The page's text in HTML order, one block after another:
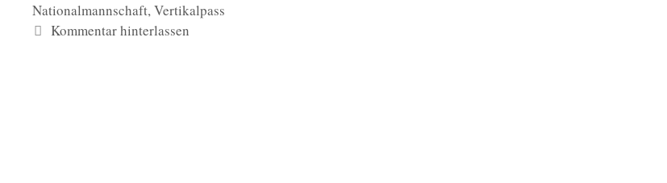
Nationalmannschaft,Vertikalpass
Kommentar hinterlassen